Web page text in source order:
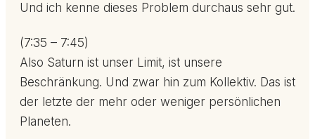
Und ich kenne dieses Problem durchaus sehr gut.
(7:35 – 7:45)
Also Saturn ist unser Limit, ist unsere
Beschränkung. Und zwar hin zum Kollektiv. Das ist
der letzte der mehr oder weniger persönlichen
Planeten.